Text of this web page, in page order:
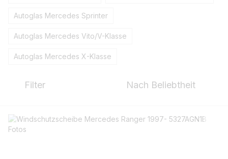
Autoglas Mercedes Sprinter
Autoglas Mercedes Vito/V-Klasse
Autoglas Mercedes X-Klasse
Filter Nach Beliebtheit